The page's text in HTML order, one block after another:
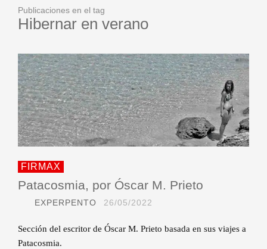
Publicaciones en el tag
Hibernar en verano
FIRMAX
Patacosmia, por Óscar M. Prieto
EXPERPENTO 26/05/2022
Sección del escritor de Óscar M. Prieto basada en sus viajes a
Patacosmia.